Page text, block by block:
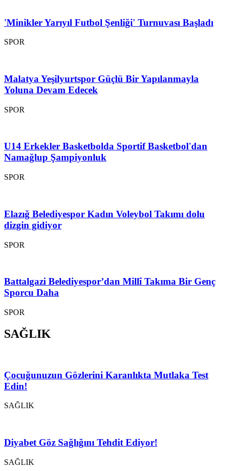
'Minikler Yarıyıl Futbol Şenliği' Turnuvası Başladı
SPOR
Malatya Yeşilyurtspor Güçlü Bir Yapılanmayla
Yoluna Devam Edecek
SPOR
U14 Erkekler Basketbolda Sportif Basketbol'dan
Namağlup Şampiyonluk
SPOR
Elazığ Belediyespor Kadın Voleybol Takımı dolu
dizgin gidiyor
SPOR
Battalgazi Belediyespor’dan Millî Takıma Bir Genç
Sporcu Daha
SPOR
SAĞLIK
Çocuğunuzun Gözlerini Karanlıkta Mutlaka Test
Edin!
SAĞLIK
Diyabet Göz Sağlığını Tehdit Ediyor!
SAĞLIK